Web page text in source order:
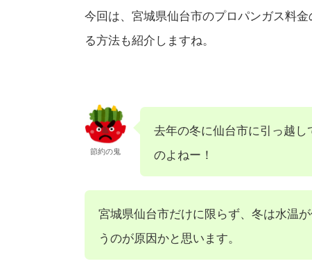
今回は、宮城県仙台市のプロパンガス料
る方法も紹介しますね。
節約の鬼
去年の冬に仙台市に引っ越
のよねー！
宮城県仙台市だけに限らず、冬は水温
うのが原因かと思います。